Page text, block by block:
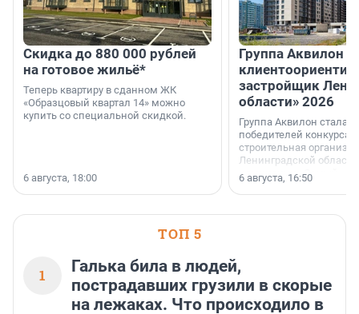
Скидка до 880 000 рублей
на готовое жильё*
Теперь квартиру в сданном ЖК
«Образцовый квартал 14» можно
купить со специальной скидкой.
6 августа, 18:00
Группа Аквилон
застройщик
области» 2026
Группа Аквилон стала
победителей конкурса
строительная
Ленинградской области
номинации «Самый
застройщик
6 августа, 16:50
ТОП 5
1
Галька била в людей,
пострадавших грузили в скорые
на лежаках. Что происходило в